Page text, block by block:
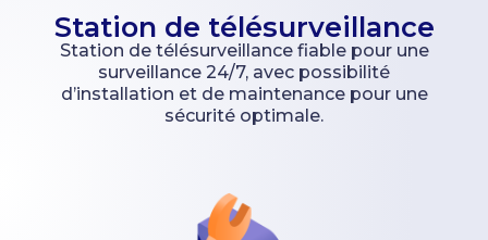
Station de télésurveillance
Station de télésurveillance fiable pour une
surveillance 24/7, avec possibilité
d’installation et de maintenance pour une
sécurité optimale.